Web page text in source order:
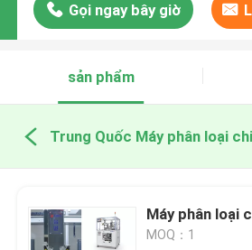
Gọi ngay bây giờ
sản phẩm
Trung Quốc Máy phân loại
Máy phân loại
MOQ：1